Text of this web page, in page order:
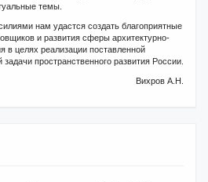
темы.
нам удастся создать благоприятные
и развития сферы архитектурно-
в целях реализации поставленной
пространственного развития России.
Вихров А.Н.